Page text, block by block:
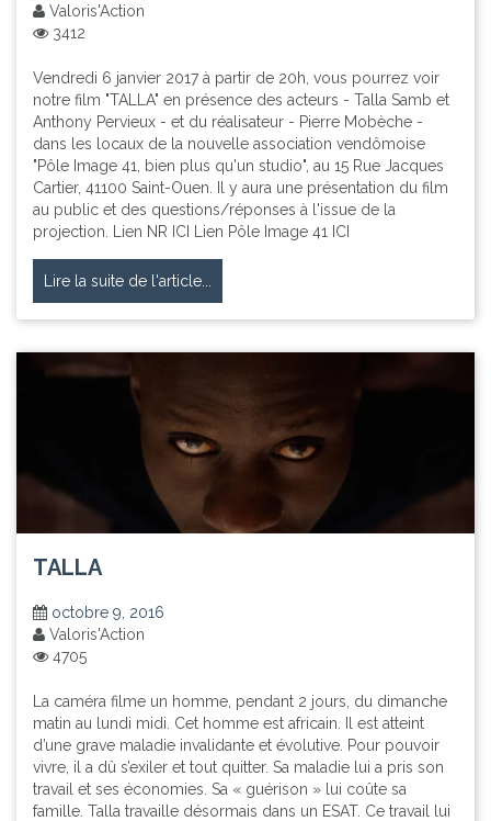
Valoris'Action
3412
Vendredi 6 janvier 2017 à partir de 20h, vous pourrez voir
notre film "TALLA" en présence des acteurs - Talla Samb et
Anthony Pervieux - et du réalisateur - Pierre Mobèche -
dans les locaux de la nouvelle association vendômoise
"Pôle Image 41, bien plus qu'un studio", au 15 Rue Jacques
Cartier, 41100 Saint-Ouen. Il y aura une présentation du film
au public et des questions/réponses à l'issue de la
projection. Lien NR ICI Lien Pôle Image 41 ICI
Lire la suite de l'article...
TALLA
octobre 9, 2016
Valoris'Action
4705
La caméra filme un homme, pendant 2 jours, du dimanche
matin au lundi midi. Cet homme est africain. Il est atteint
d’une grave maladie invalidante et évolutive. Pour pouvoir
vivre, il a dû s’exiler et tout quitter. Sa maladie lui a pris son
travail et ses économies. Sa « guérison » lui coûte sa
famille. Talla travaille désormais dans un ESAT. Ce travail lui